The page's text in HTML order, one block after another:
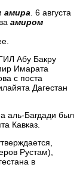
амира . 6 августа
амиром
Абу Бакру
Имарата
с поста
Дагестан
аль-Багдади был
Кавказ.
Рустам),
в